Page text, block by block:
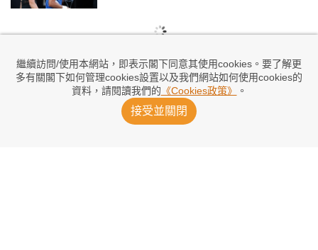
繼續訪問/使用本網站，即表示閣下同意其使用cookies。要了解更
多有關閣下如何管理cookies設置以及我們網站如何使用cookies的
資料，請閱讀我們的 《Cookies政策》 。
接受並關閉